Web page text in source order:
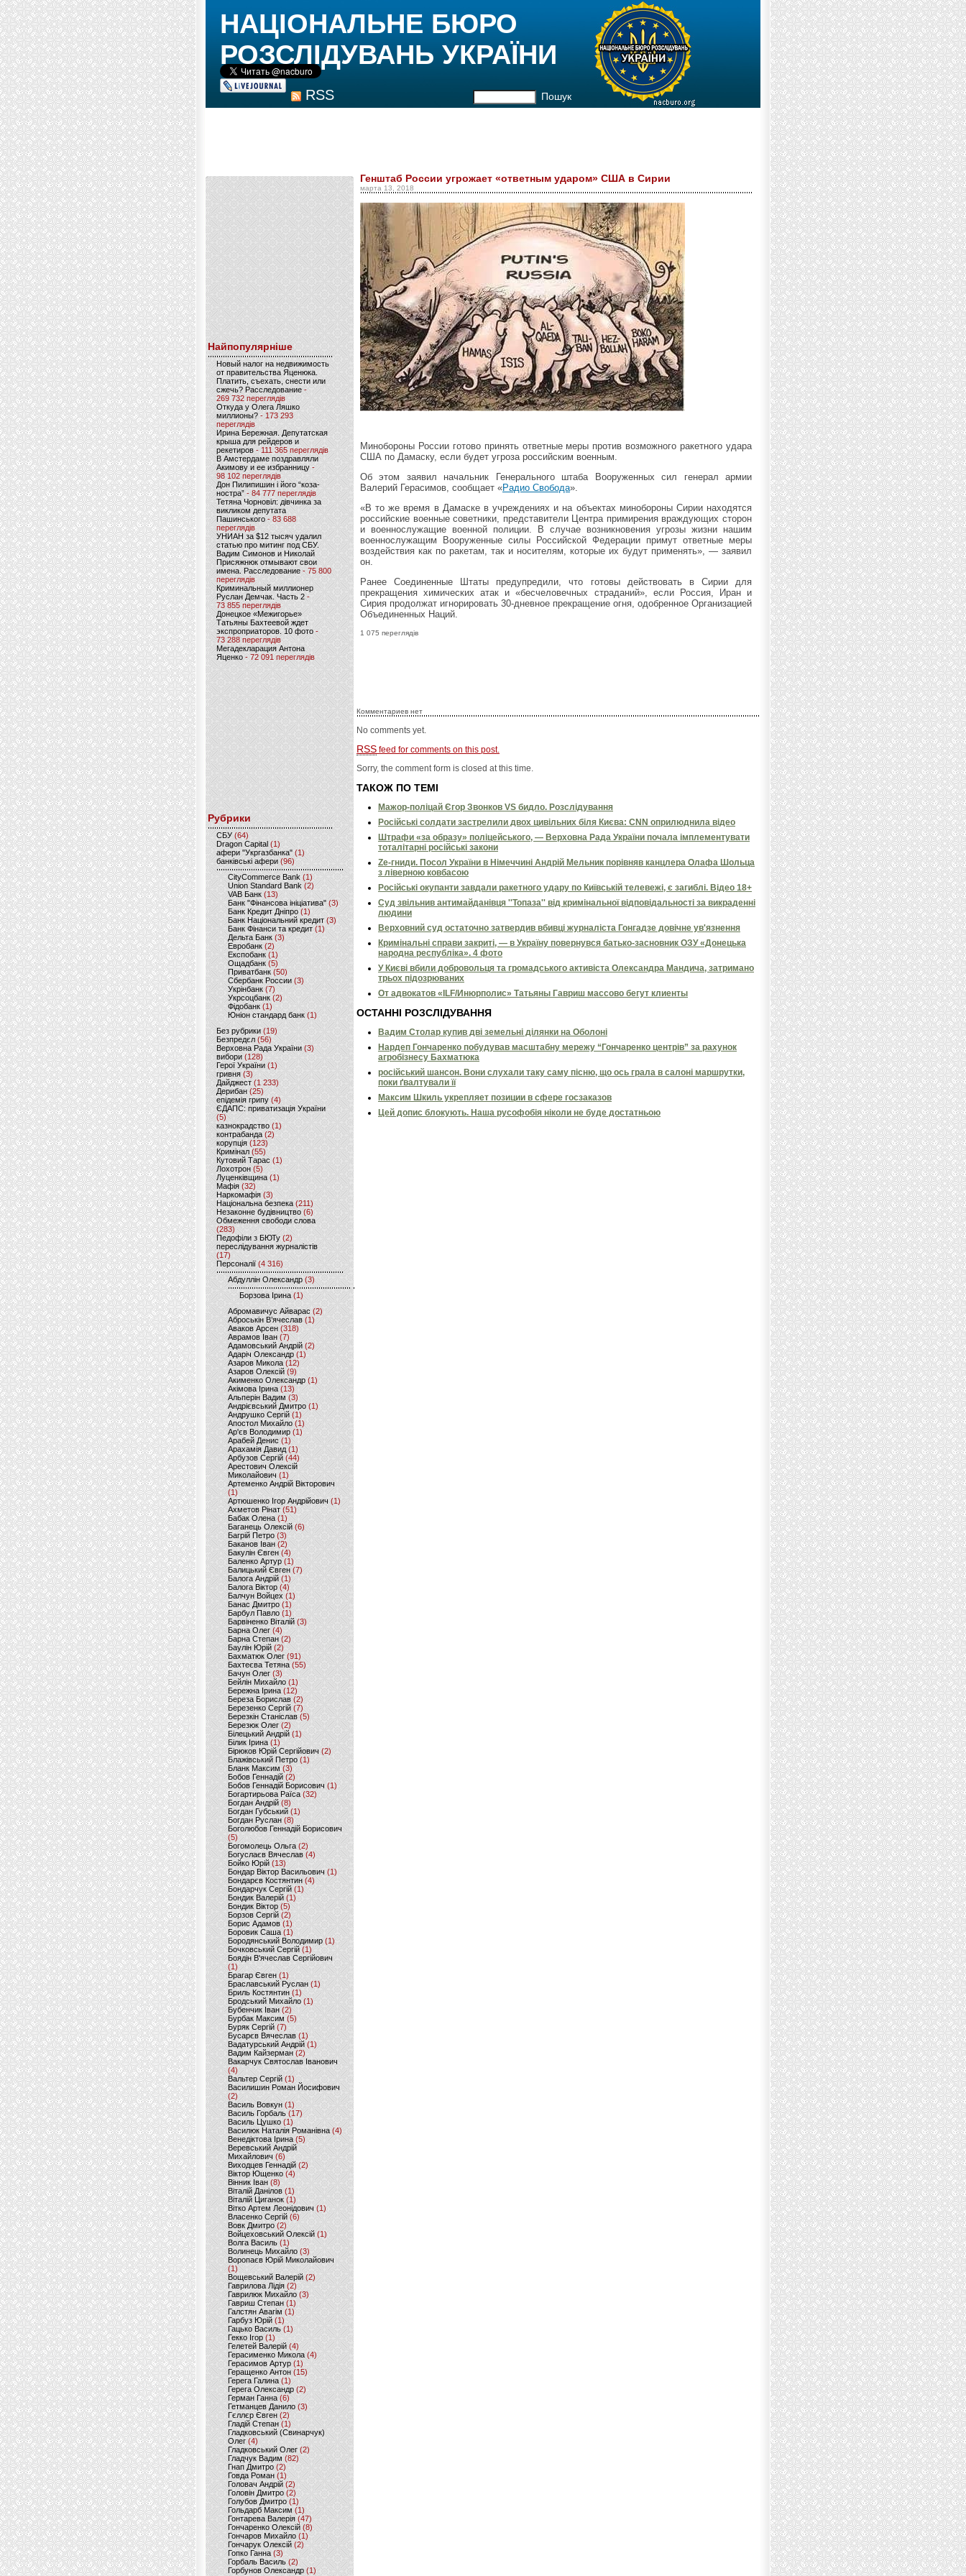
RSS Пошук
НАЦІОНАЛЬНЕ БЮРО
РОЗСЛІДУВАНЬ УКРАЇНИ
Найпопулярніше
Новый налог на недвижимость
от правительства Яценюка.
Платить, съехать, снести или
сжечь? Расследование-
269 732 переглядів
Откуда у Олега Ляшко
миллионы? - 173 293
переглядів
Ирина Бережная. Депутатская
крыша для рейдеров и
рекетиров - 111 365 переглядів
В Амстердаме поздравляли
Акимову и ее избранницу -
98 102 переглядів
Дон Пилипишин і його “коза-
ностра” - 84 777 переглядів
Тетяна Чорновіл: дівчинка за
викликом депутата
Пашинського- 83 688
переглядів
УНИАН за $12 тысяч удалил
статью про митинг под СБУ.
Вадим Симонов и Николай
Присяжнюк отмывают свои
имена. Расследование - 75 800
переглядів
Криминальный миллионер
Руслан Демчак. Часть 2-
73 855 переглядів
Донецкое «Межигорье»
Татьяны Бахтеевой ждет
экспроприаторов. 10 фото -
73 288 переглядів
Мегадекларация Антона
Яценко - 72 091 переглядів
Рубрики
CБУ (64)
Dragon Capital (1)
афери "Укргазбанка" (1)
банківські афери (96)
CityCommerce Bank (1)
Union Standard Bank (2)
VAB Банк (13)
Банк "Фінансова ініціатива" (3)
Банк Кредит Дніпро (1)
Банк Національний кредит (3)
Банк Фінанси та кредит (1)
Дельта Банк (3)
Евробанк(2)
Експобанк (1)
Ощадбанк(5)
Приватбанк (50)
Сбербанк России (3)
Укрінбанк(7)
Укрсоцбанк (2)
Фідобанк (1)
Юніон стандард банк(1)
Без рубрики (19)
Безпредєл(56)
Верховна Рада України (3)
вибори(128)
Герої України(1)
гривня (3)
Дайджест (1 233)
Дерибан (25)
епідемія грипу (4)
ЄДАПС: приватизація України
(5)
казнокрадство (1)
контрабанда (2)
корупція (123)
Кримінал (55)
Кутовий Тарас (1)
Лохотрон(5)
Луценківщина (1)
Мафія (32)
Наркомафія (3)
Національна безпека (211)
Незаконне будівництво(6)
Обмеження свободи слова
(283)
Педофіли з БЮТу (2)
переслідування журналістів
(17)
Персоналії (4 316)
Абдуллін Олександр (3)
Борзова Ірина(1)
Абромавичус Айварас (2)
Аброськін В’ячеслав(1)
Аваков Арсен (318)
Аврамов Іван (7)
Адамовський Андрій(2)
Адаріч Олександр (1)
Азаров Микола (12)
Азаров Олексій (9)
Акименко Олександр(1)
Акімова Ірина(13)
Альперін Вадим (3)
Андрієвський Дмитро(1)
Андрушко Сергій(1)
Апостол Михайло(1)
Ар'єв Володимир (1)
Арабей Денис(1)
Арахамія Давид (1)
Арбузов Сергій (44)
Арестович Олексій
Миколайович(1)
Артеменко Андрій Вікторович
(1)
Артюшенко Ігор Андрійович(1)
Ахметов Рінат(51)
Бабак Олена(1)
Баганець Олексій(6)
Багрій Петро (3)
Баканов Іван(2)
Бакулін Євген (4)
Баленко Артур(1)
Балицький Євген(7)
Балога Андрій (1)
Балога Віктор (4)
Балчун Войцех (1)
Банас Дмитро (1)
Барбул Павло(1)
Барвіненко Віталій(3)
Барна Олег (4)
Барна Степан (2)
Баулін Юрій (2)
Бахматюк Олег (91)
Бахтеєва Тетяна(55)
Бачун Олег (3)
Бейлін Михайло (1)
Бережна Ірина(12)
Береза Борислав(2)
Березенко Сергій (7)
Березкін Станіслав (5)
Березюк Олег(2)
Білецький Андрій (1)
Білик Ірина (1)
Бірюков Юрій Сергійович (2)
Блажівський Петро (1)
Бланк Максим(3)
Бобов Геннадій (2)
Бобов Геннадій Борисович (1)
Богартирьова Раїса (32)
Богдан Андрій(8)
Богдан Губський (1)
Богдан Руслан(8)
Боголюбов Геннадій Борисович
(5)
Богомолець Ольга (2)
Богуслаєв Вячеслав (4)
Бойко Юрій (13)
Бондар Віктор Васильович (1)
Бондарєв Костянтин (4)
Бондарчук Сергій(1)
Бондик Валерій (1)
Бондик Віктор(5)
Борзов Сергiй (2)
Борис Адамов(1)
Боровик Саша (1)
Бородянський Володимир (1)
Бочковський Сергій (1)
Боядін В'ячеслав Сергійович
(1)
Брагар Євген (1)
Браславський Руслан (1)
Бриль Костянтин (1)
Бродський Михайло (1)
Бубенчик Іван(2)
Бурбак Максим (5)
Буряк Сергій (7)
Бусарєв Вячеслав (1)
Вадатурський Андрій (1)
Вадим Кайзерман (2)
Вакарчук Святослав Іванович
(4)
Вальтер Сергій (1)
Василишин Роман Йосифович
(2)
Василь Вовкун (1)
Василь Горбаль (17)
Василь Цушко (1)
Василюк Наталія Романівна (4)
Венедіктова Ірина(5)
Веревський Андрій
Михайлович (6)
Виходцев Геннадій (2)
Віктор Ющенко (4)
Вінник Іван (8)
Віталій Данілов (1)
Віталій Циганок (1)
Вітко Артем Леонідович(1)
Власенко Сергій (6)
Вовк Дмитро(2)
Войцеховський Олексій(1)
Волга Василь (1)
Волинець Михайло (3)
Воропаєв Юрій Миколайович
(1)
Вощевський Валерій(2)
Гаврилова Лідія (2)
Гаврилюк Михайло (3)
Гавриш Степан (1)
Галстян Авагім (1)
Гарбуз Юрій (1)
Гацько Василь (1)
Гекко Ігор(1)
Гелетей Валерій (4)
Герасименко Микола (4)
Герасимов Артур (1)
Геращенко Антон(15)
Герега Галина (1)
Герега Олександр (2)
Герман Ганна (6)
Гетманцев Данило (3)
Гєллєр Євген (2)
Гладій Степан(1)
Гладковський (Свинарчук)
Олег (4)
Гладковський Олег (2)
Гладчук Вадим (82)
Гнап Дмитро (2)
Говда Роман(1)
Головач Андрій (2)
Головін Дмитро (2)
Голубов Дмитро (1)
Гольдарб Максим(1)
Гонтарева Валерія (47)
Гончаренко Олексій(8)
Гончаров Михайло (1)
Гончарук Олексій (2)
Гопко Ганна (3)
Горбаль Василь (2)
Горбунов Олександр (1)
Генштаб России угрожает «ответным ударом» США в Сирии
марта 13, 2018
Минобороны России готово принять ответные меры против возможного ракетного удара
США по Дамаску, если будет угроза российским военным.
Об этом заявил начальник Генерального штаба Вооруженных сил генерал армии
Валерий Герасимов, сообщает «Радио Свобода».
«В то же время в Дамаске в учреждениях и на объектах минобороны Сирии находятся
российские военные советники, представители Центра примирения враждующих сторон
и военнослужащие военной полиции. В случае возникновения угрозы жизни нашим
военнослужащим Вооруженные силы Российской Федерации примут ответные меры
воздействия как по ракетам, так и носителям, которые их будут применять», — заявил
он.
Ранее Соединенные Штаты предупредили, что готовы действовать в Сирии для
прекращения химических атак и «бесчеловечных страданий», если Россия, Иран и
Сирия продолжат игнорировать 30-дневное прекращение огня, одобренное Организацией
Объединенных Наций.
1 075 переглядів
Комментариев нет
No comments yet.
RSS feed for comments on this post.
Sorry, the comment form is closed at this time.
ТАКОЖ ПО ТЕМІ
Мажор-поліцай Єгор Звонков VS бидло. Розслідування
Російські солдати застрелили двох цивільних біля Києва: CNN оприлюднила відео
Штрафи «за образу» поліцейського, — Верховна Рада України почала імплементувати
тоталітарні російські закони
Ze-гниди. Посол України в Німеччині Андрій Мельник порівняв канцлера Олафа Шольца
з ліверною ковбасою
Російські окупанти завдали ракетного удару по Київській телевежі, є загиблі. Відео 18+
Суд звільнив антимайданівця ''Топаза'' від кримінальної відповідальності за викраденні
людини
Верховний суд остаточно затвердив вбивці журналіста Гонгадзе довічне ув'язнення
Кримінальні справи закриті, — в Україну повернувся батько-засновник ОЗУ «Донецька
народна республіка». 4 фото
У Києві вбили добровольця та громадського активіста Олександра Мандича, затримано
трьох підозрюваних
От адвокатов «ILF/Инюрполис» Татьяны Гавриш массово бегут клиенты
ОСТАННІ РОЗСЛІДУВАННЯ
Вадим Столар купив дві земельні ділянки на Оболоні
Нардеп Гончаренко побудував масштабну мережу “Гончаренко центрів” за рахунок
агробізнесу Бахматюка
російський шансон. Вони слухали таку саму пісню, що ось грала в салоні маршрутки,
поки ґвалтували її
Максим Шкиль укрепляет позиции в сфере госзаказов
Цей допис блокують. Наша русофобія ніколи не буде достатньою